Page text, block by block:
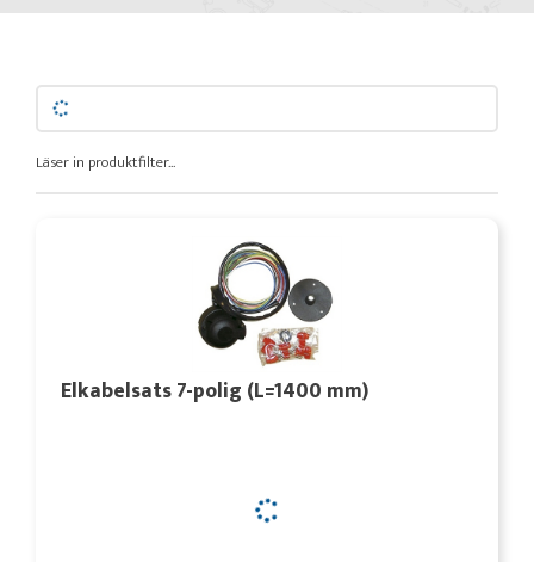
Läser in produktfilter...
Elkabelsats 7-polig (L=1400 mm)